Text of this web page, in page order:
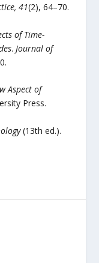
41(2), 64–70.
of Time-
. Journal of
Aspect of
Press.
(13th ed.).